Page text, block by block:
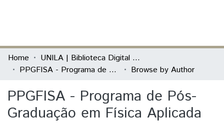
Communities & Collections
All of DSpace
Home
UNILA | Biblioteca Digital de Dissertações e Teses
PPGFISA - Programa de Pós-Graduação em Física Aplicada
Browse by Author
PPGFISA - Programa de Pós-
Graduação em Física Aplicada